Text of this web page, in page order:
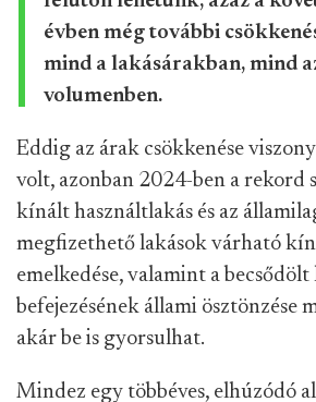
évben még további
mind a lakásárakban, mind
volumenben.
Eddig az árak csökkenése
volt, azonban 2024-ben a rekord
kínált használtlakás és az
megfizethető lakások várható
emelkedése, valamint a
befejezésének állami ösztönzése
akár be is gyorsulhat.
Mindez egy többéves, elhúzódó